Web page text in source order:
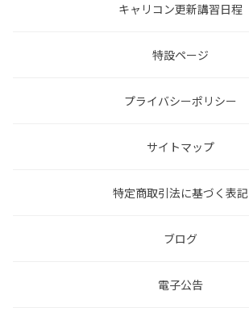
キャリコン更新講習日程
特設ページ
プライバシーポリシー
サイトマップ
特定商取引法に基づく表記
ブログ
電子公告